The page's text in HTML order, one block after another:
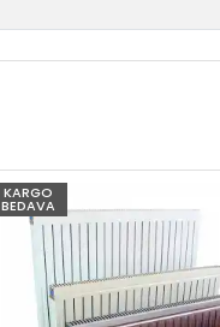
KARGO
BEDAVA